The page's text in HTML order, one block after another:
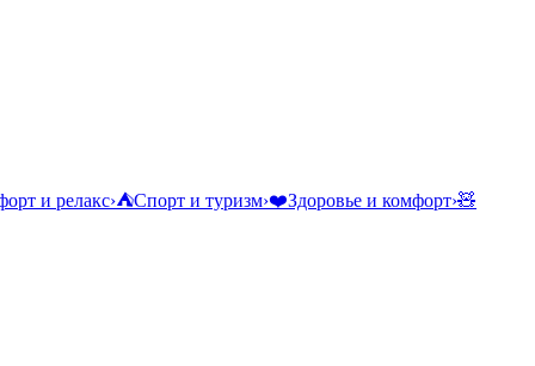
и релакс›⛺Спорт и туризм›❤️Здоровье и комфорт›🧸